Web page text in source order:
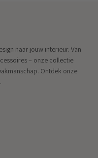
naar jouw interieur. Van
– onze collectie
Ontdek onze